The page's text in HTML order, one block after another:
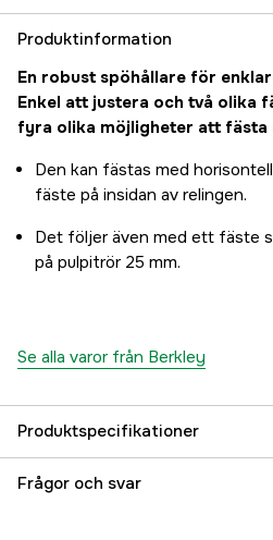
Produktinformation
En robust spöhållare för
Enkel att justera och två olika
fyra olika möjligheter att fästa
Den kan fästas med
fäste på insidan av relingen.
Det följer även med ett fäste
på pulpitrör 25 mm.
Se alla varor från Berkley
Produktspecifikationer
Referensnummer
Frågor och svar